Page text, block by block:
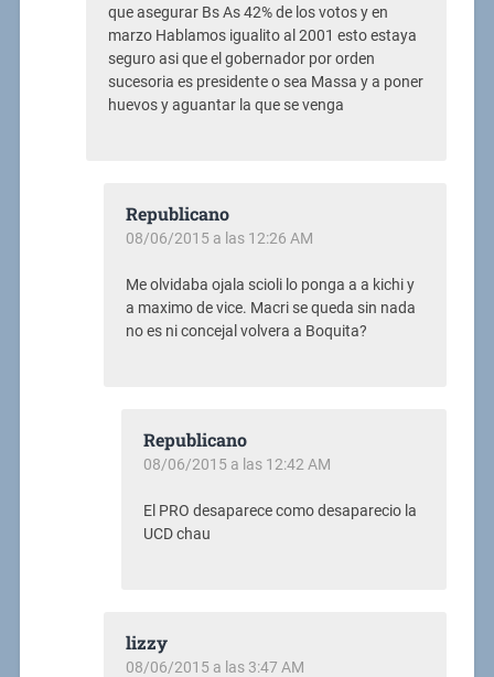
que asegurar Bs As 42% de los votos y en
marzo Hablamos igualito al 2001 esto estaya
seguro asi que el gobernador por orden
sucesoria es presidente o sea Massa y a poner
huevos y aguantar la que se venga
Republicano
08/06/2015 a las 12:26 AM
Me olvidaba ojala scioli lo ponga a a kichi y
a maximo de vice. Macri se queda sin nada
no es ni concejal volvera a Boquita?
Republicano
08/06/2015 a las 12:42 AM
El PRO desaparece como desaparecio la
UCD chau
lizzy
08/06/2015 a las 3:47 AM